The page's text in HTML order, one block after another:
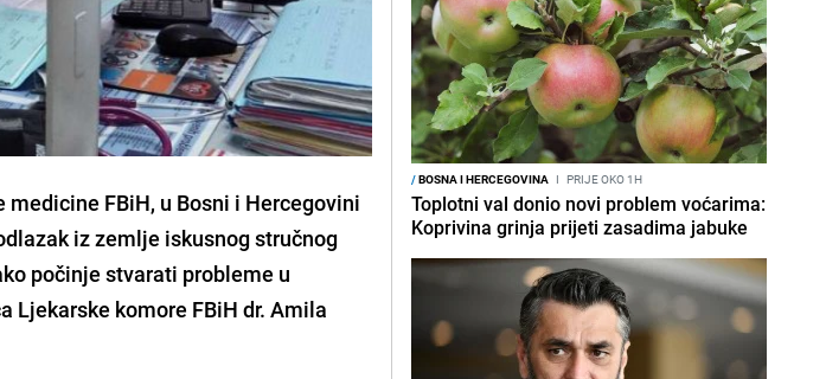
FBiH, u Bosni i Hercegovini
iz zemlje iskusnog stručnog
počinje stvarati probleme u
Ljekarske komore FBiH dr. Amila
/BOSNA I HERCEGOVINA I PRIJE OKO 1H
Toplotni val donio novi problem voćarima:
Koprivina grinja prijeti zasadima jabuke